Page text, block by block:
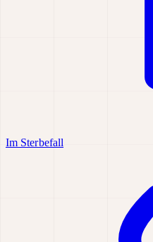
Im Sterbefall